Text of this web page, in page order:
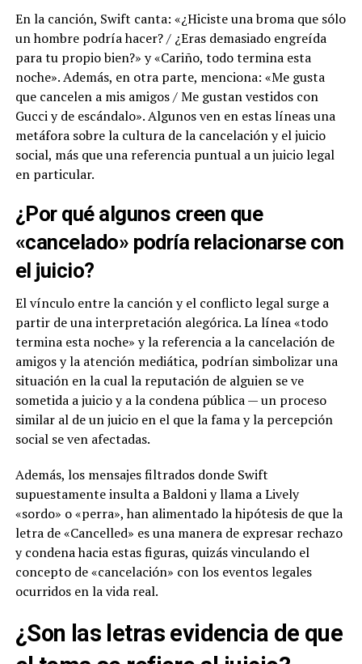
En la canción, Swift canta: «¿Hiciste una broma que sólo
un hombre podría hacer? / ¿Eras demasiado engreída
para tu propio bien?» y «Cariño, todo termina esta
noche». Además, en otra parte, menciona: «Me gusta
que cancelen a mis amigos / Me gustan vestidos con
Gucci y de escándalo». Algunos ven en estas líneas una
metáfora sobre la cultura de la cancelación y el juicio
social, más que una referencia puntual a un juicio legal
en particular.
¿Por qué algunos creen que
«cancelado» podría relacionarse con
el juicio?
El vínculo entre la canción y el conflicto legal surge a
partir de una interpretación alegórica. La línea «todo
termina esta noche» y la referencia a la cancelación de
amigos y la atención mediática, podrían simbolizar una
situación en la cual la reputación de alguien se ve
sometida a juicio y a la condena pública — un proceso
similar al de un juicio en el que la fama y la percepción
social se ven afectadas.
Además, los mensajes filtrados donde Swift
supuestamente insulta a Baldoni y llama a Lively
«sordo» o «perra», han alimentado la hipótesis de que la
letra de «Cancelled» es una manera de expresar rechazo
y condena hacia estas figuras, quizás vinculando el
concepto de «cancelación» con los eventos legales
ocurridos en la vida real.
¿Son las letras evidencia de que